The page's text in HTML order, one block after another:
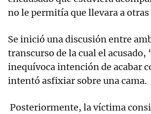
no le permitía que llevara a otras
Se inició una discusión entre
transcurso de la cual el acusado,
inequívoca intención de acabar
intentó asfixiar sobre una cama.
Posteriormente, la víctima